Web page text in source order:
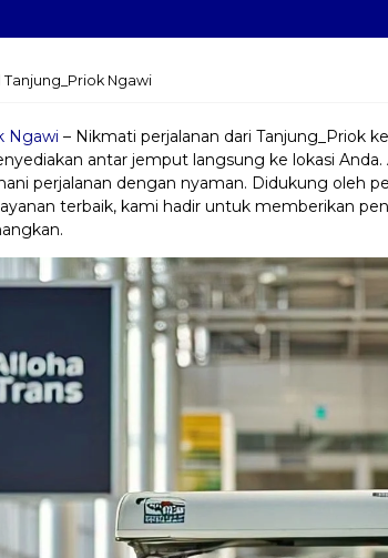
Tanjung_Priok Ngawi
Ngawi – Nikmati perjalanan dari Tanjung_Priok
antar jemput langsung ke lokasi Anda.
perjalanan dengan nyaman. Didukung oleh
terbaik, kami hadir untuk memberikan